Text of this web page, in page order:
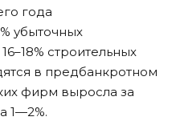
года
убыточных
строительных
в предбанкротном
фирм выросла за
1—2%.